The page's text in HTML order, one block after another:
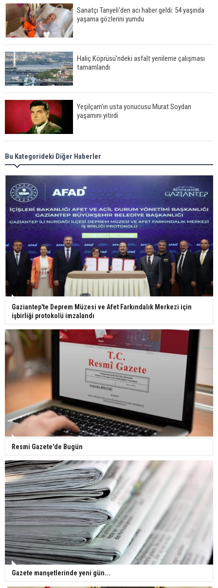
Sanatçı Tanyeli'den acı haber geldi: 54 yaşında
yaşama gözlerini yumdu
Haliç Köprüsü'ndeki asfalt yenileme çalışması
tamamlandı
Yeşilçam'ın usta yonucusu Murat Soydan
yaşamını yitirdi
Meral Akşener ile Müsavat Dervişoğlu cenazede
görüntülendi
29 Mayıs okullar tatil mi?
Bilim kurgu gerçekleşiyor... Dondurulmuş
insanları hayata döndürecek keşif
Ünlü türkücü Mahmut Tuncer estetik operasyon
geçirdi: Son hali gündem oldu
Yerli turist 229,7 milyar lira seyahat harcaması
yaptı
Gazze'deki Sağlık Bakanlığı duyurdu: Vahşetin
pençesinde 2 salgın vaka tespit edildi
Bu Kategorideki Diğer Haberler
Gaziantep'te Deprem Müzesi ve Afet Farkındalık Merkezi için
işbirliği protokolü imzalandı
Resmi Gazete'de Bugün
Gazete manşetlerinde yeni gün...